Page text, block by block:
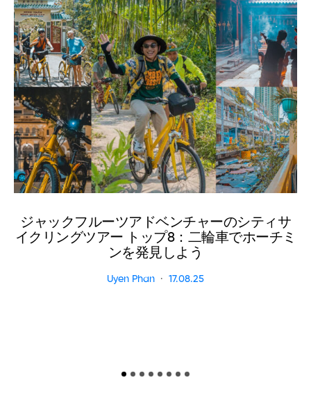
ジャックフルーツアドベンチャーのシティサ
イクリングツアー トップ8：二輪車でホーチミ
ンを発見しよう
Uyen Phan 17.08.25